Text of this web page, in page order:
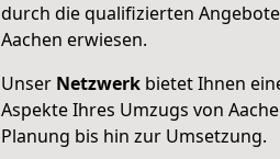
durch die qualifizierten
Aachen erwiesen.
Unser Netzwerk bietet Ihnen
Aspekte Ihres Umzugs von
Planung bis hin zur Umsetzung.